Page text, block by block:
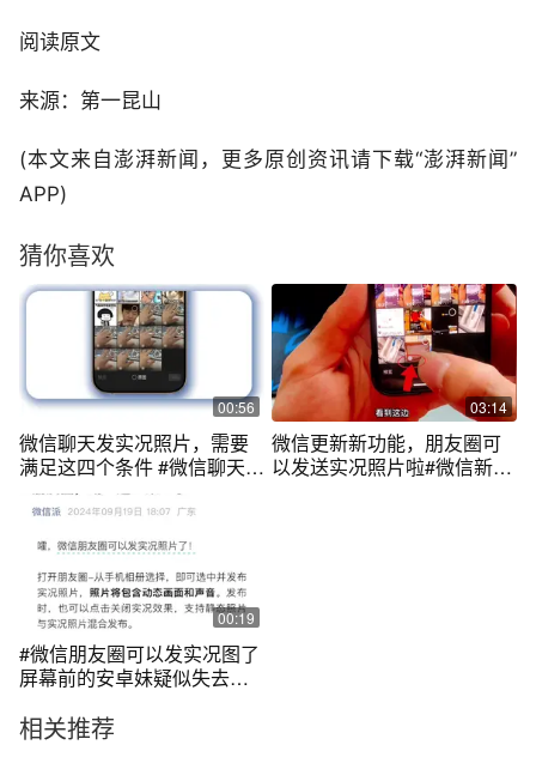
阅读原文
来源：第一昆山
(本文来自澎湃新闻，更多原创资讯请下载“澎湃新闻”
APP)
猜你喜欢
00:56
微信聊天发实况照片，需要
满足这四个条件 #微信聊天发
实况
03:14
微信更新新功能，朋友圈可
以发送实况照片啦#微信新功
00:19
#微信朋友圈可以发实况图了
屏幕前的安卓妹疑似失去所
微信朋友圈
相关推荐